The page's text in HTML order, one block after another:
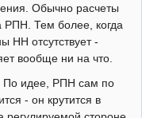
Обычно расчеты
РПН. Тем более, когда
НН отсутствует -
вообще ни на что.
По идее, РПН сам по
- он крутится в